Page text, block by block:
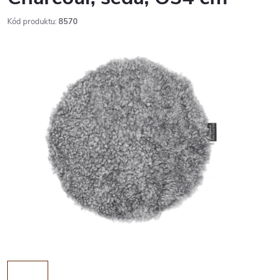
Kód produktu: 8570